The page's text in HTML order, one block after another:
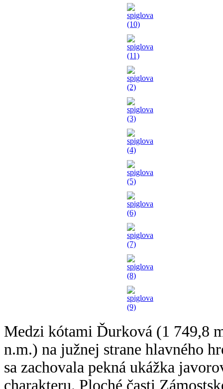
Medzi kótami Ďurková (1 749,8
n.m.) na južnej strane hlavného
sa zachovala pekná ukážka
charakteru. Ploché časti